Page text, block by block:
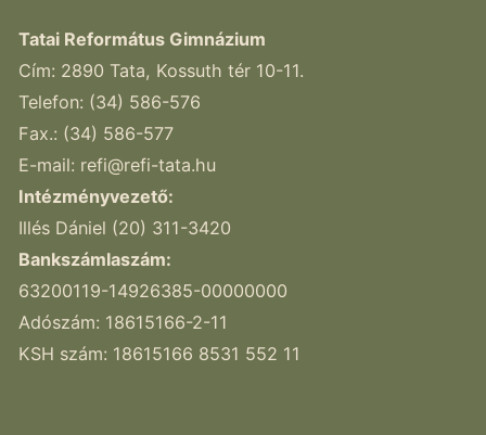
Tatai Református Gimnázium
Cím: 2890 Tata, Kossuth tér 10-11.
Telefon: (34) 586-576
Fax.: (34) 586-577
E-mail: refi@refi-tata.hu
Intézményvezető:
Illés Dániel (20) 311-3420
Bankszámlaszám:
63200119-14926385-00000000
Adószám: 18615166-2-11
KSH szám: 18615166 8531 552 11